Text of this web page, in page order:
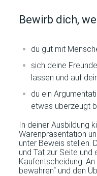
Bewirb dich,
du gut mit
sich deine
lassen und auf
du ein
etwas überzeugt
In deiner Ausbildung
Warenpräsentation
unter Beweis stellen.
und Tat zur Seite und
Kaufentscheidung.
bewahren“ und den